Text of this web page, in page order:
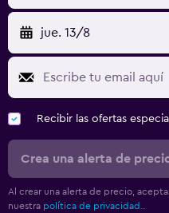
jue. 13/8
Recibir las ofertas
Crea una alerta de
Al crear una alerta de precio,
nuestra política de privacidad.